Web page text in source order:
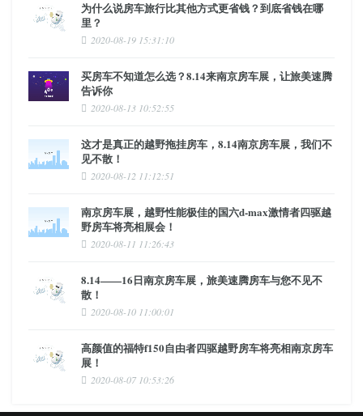
为什么说房车旅行比其他方式更省钱？到底省钱在哪
里？
2020-08-19 15:31:10
买房车不知道怎么选？8.14来南京房车展，让旅美速腾
告诉你
2020-08-13 10:52:55
这才是真正的越野拖挂房车，8.14南京房车展，我们不
见不散！
2020-08-12 11:12:51
南京房车展，越野性能极佳的国六d-max激情者四驱越
野房车将亮相展会！
2020-08-11 11:26:43
8.14——16日南京房车展，旅美速腾房车与您不见不
散！
2020-08-10 11:00:01
高颜值的福特f150自由者四驱越野房车将亮相南京房车
展！
2020-08-07 10:53:26